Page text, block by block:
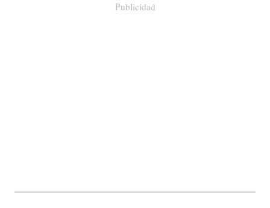
Publicidad